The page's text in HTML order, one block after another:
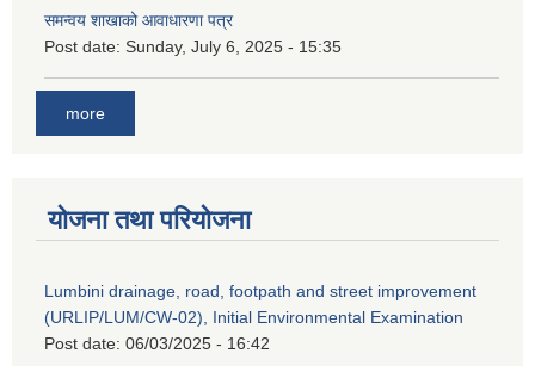
समन्वय शाखाको आवाधारणा पत्र
Post date: Sunday, July 6, 2025 - 15:35
more
योजना तथा परियोजना
Lumbini drainage, road, footpath and street improvement
(URLIP/LUM/CW-02), Initial Environmental Examination
Post date: 06/03/2025 - 16:42